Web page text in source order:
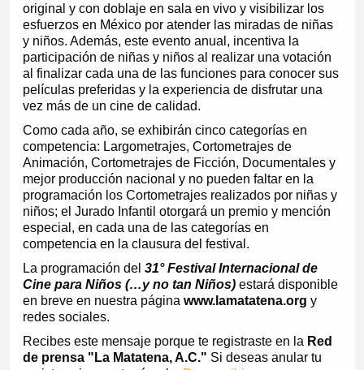
original y con doblaje en sala en vivo y visibilizar los
esfuerzos en México por atender las miradas de niñas
y niños. Además, este evento anual, incentiva la
participación de niñas y niños al realizar una votación
al finalizar cada una de las funciones para conocer sus
películas preferidas y la experiencia de disfrutar una
vez más de un cine de calidad.
Como cada año, se exhibirán cinco categorías en
competencia: Largometrajes, Cortometrajes de
Animación, Cortometrajes de Ficción, Documentales y
mejor producción nacional y no pueden faltar en la
programación los Cortometrajes realizados por niñas y
niños; el Jurado Infantil otorgará un premio y mención
especial, en cada una de las categorías en
competencia en la clausura del festival.
La programación del 31° Festival Internacional de
Cine para Niños (…y no tan Niños) estará disponible
en breve en nuestra página www.lamatatena.org y
redes sociales.
Recibes este mensaje porque te registraste en la Red
de prensa "La Matatena, A.C." Si deseas anular tu